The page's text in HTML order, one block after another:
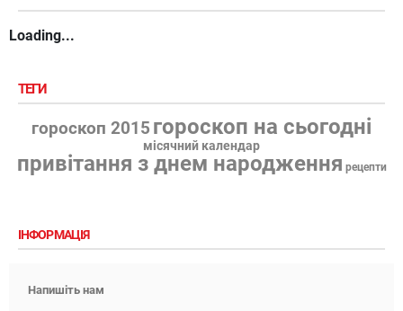
Loading...
ТЕГИ
гороскоп 2015 гороскоп на сьогодні
місячний календар
привітання з днем народження рецепти
ІНФОРМАЦІЯ
Напишіть нам